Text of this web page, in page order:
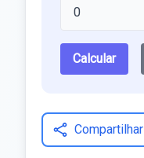
Calcular
Compartilhar